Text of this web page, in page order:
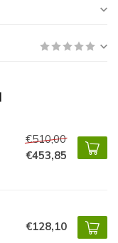
€510,00
€453,85
€128,10